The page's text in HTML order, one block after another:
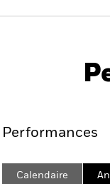
Performances
Calendaire